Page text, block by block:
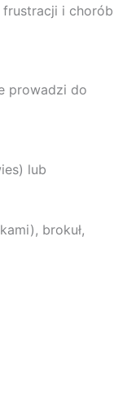
i chorób
prowadzi do
lub
brokuł,